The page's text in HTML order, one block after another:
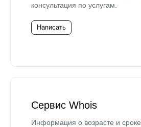
консультация по услугам.
Написать
Сервис Whois
Информация о возрасте и сроке